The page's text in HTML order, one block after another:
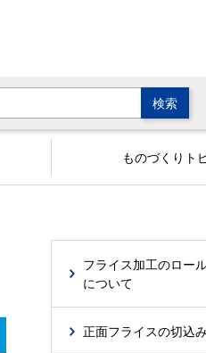
ものづくりト
フライス加工のロー
について
正面フライスの切込